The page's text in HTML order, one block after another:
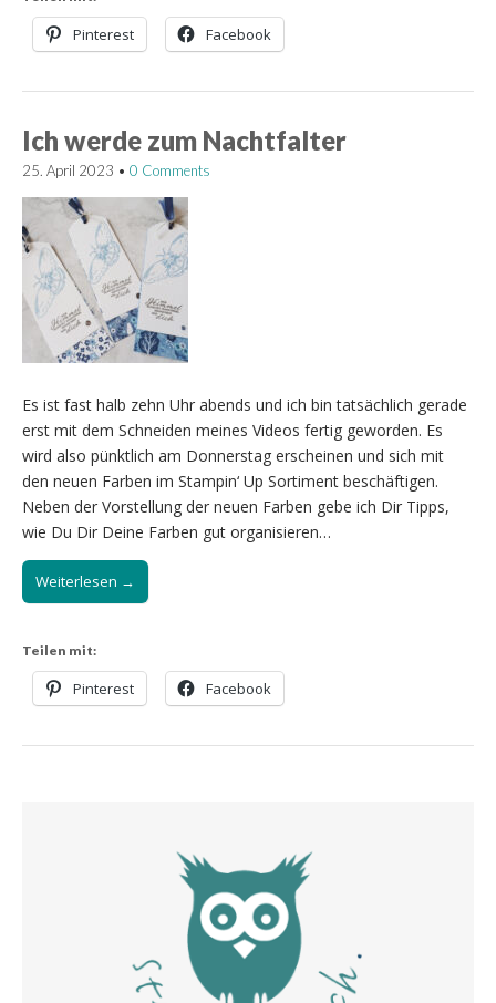
Pinterest Facebook
Ich werde zum Nachtfalter
25. April 2023 • 0 Comments
Es ist fast halb zehn Uhr abends und ich bin tatsächlich gerade
erst mit dem Schneiden meines Videos fertig geworden. Es
wird also pünktlich am Donnerstag erscheinen und sich mit
den neuen Farben im Stampin‘ Up Sortiment beschäftigen.
Neben der Vorstellung der neuen Farben gebe ich Dir Tipps,
wie Du Dir Deine Farben gut organisieren…
Weiterlesen →
Teilen mit:
Pinterest Facebook